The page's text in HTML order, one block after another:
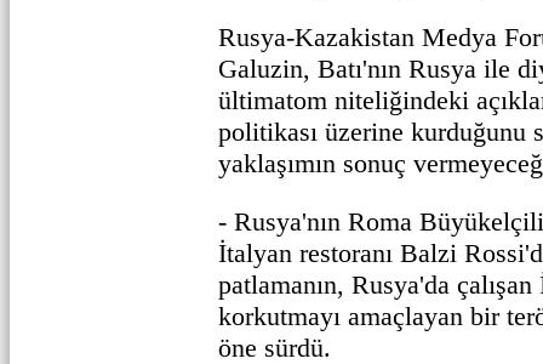
Rusya-Kazakistan Medya
Galuzin, Batı'nın Rusya ile
ültimatom niteliğindeki
politikası üzerine kurduğunu
yaklaşımın sonuç
- Rusya'nın Roma
İtalyan restoranı Balzi
patlamanın, Rusya'da
korkutmayı amaçlayan bir
öne sürdü.